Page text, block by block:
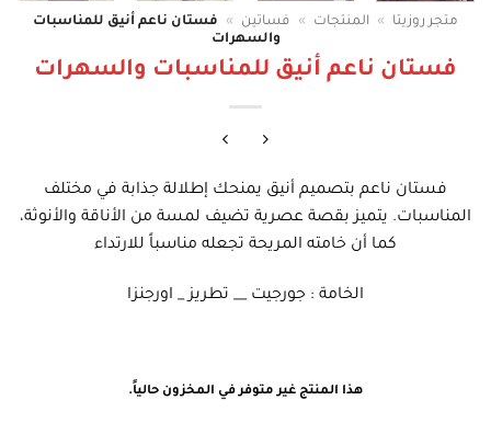
متجر روزيتا » المنتجات » فساتين »
فستان ناعم أنيق للمناسبات
والسهرات
فستان ناعم أنيق للمناسبات والسهرات
فستان ناعم بتصميم أنيق يمنحك إطلالة جذابة في مختلف
المناسبات. يتميز بقصة عصرية تضيف لمسة من الأناقة والأنوثة،
كما أن خامته المريحة تجعله مناسباً للارتداء
الخامة : جورجيت __ تطريز _ اورجنزا
هذا المنتج غير متوفر في المخزون حالياً.